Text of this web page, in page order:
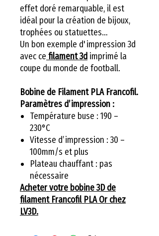
effet doré remarquable, il est
idéal pour la création de bijoux,
trophées ou statuettes…
Un bon exemple d'impression 3d
avec ce filament 3d imprimé la
coupe du monde de football.
Bobine de Filament PLA Francofil.
Paramètres d’impression :
Température buse : 190 –
230°C
Vitesse d’impression : 30 –
100mm/s et plus
Plateau chauffant : pas
nécessaire
Acheter votre bobine 3D de
filament Francofil PLA Or chez
LV3D.